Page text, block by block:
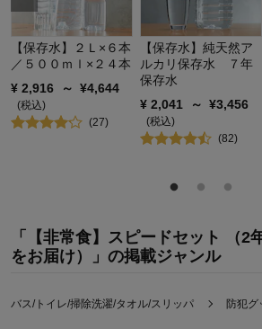
【保存水】２Ｌ×６本
／５００ｍｌ×２４本
¥ 2,916 ～ ¥4,644
(税込)
(27)
【保存水】純天然ア
ルカリ保存水 ７年
保存水
¥ 2,041 ～ ¥3,456
(税込)
(82)
「【非常食】スピードセット （2
をお届け）」の掲載ジャンル
バス/トイレ/掃除洗濯/タオル/スリッパ 防犯